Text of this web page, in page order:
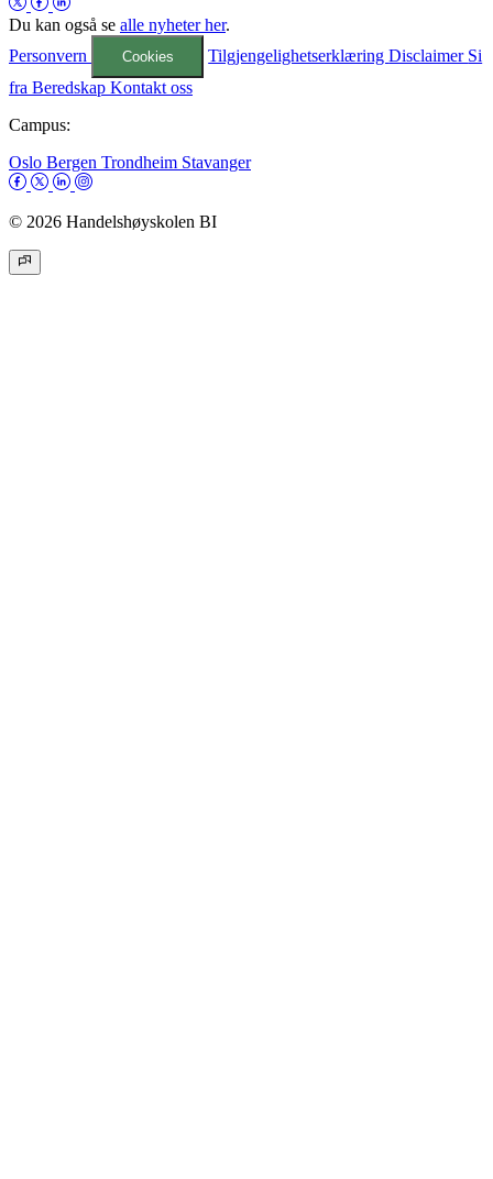
Du kan også se alle nyheter her.
Personvern
Cookies TilgjengelighetserklæringDisclaimer Si
fra Beredskap Kontakt oss
Campus:
Oslo Bergen Trondheim Stavanger
© 2026 Handelshøyskolen BI